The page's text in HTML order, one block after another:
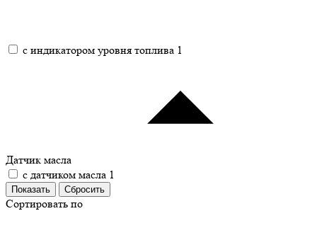
с индикатором уровня топлива 1
Датчик масла
с датчиком масла 1
Сортировать по